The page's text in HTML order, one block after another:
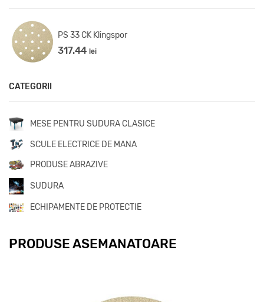
PS 33 CK Klingspor
317.44 lei
CATEGORII
MESE PENTRU SUDURA CLASICE
SCULE ELECTRICE DE MANA
PRODUSE ABRAZIVE
SUDURA
ECHIPAMENTE DE PROTECTIE
PRODUSE ASEMANATOARE